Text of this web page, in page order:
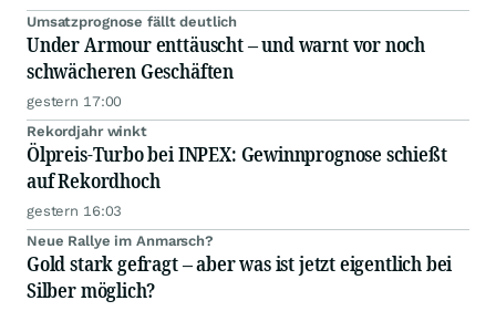
Umsatzprognose fällt deutlich
Under Armour enttäuscht – und warnt vor noch
schwächeren Geschäften
gestern 17:00
Rekordjahr winkt
Ölpreis-Turbo bei INPEX: Gewinnprognose schießt
auf Rekordhoch
gestern 16:03
Neue Rallye im Anmarsch?
Gold stark gefragt – aber was ist jetzt eigentlich bei
Silber möglich?